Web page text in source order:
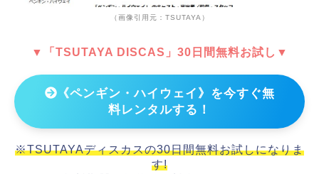
（画像引用元：TSUTAYA）
▼「TSUTAYA DISCAS」30日間無料お試し▼
《ペンギン・ハイウェイ》を今すぐ無
料レンタルする！
※TSUTAYAディスカスの30日間無料お試しになりま
す!